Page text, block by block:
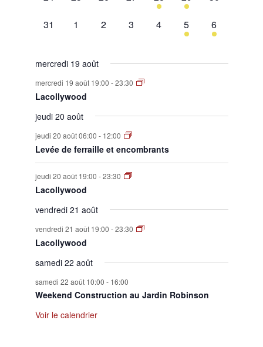
évènement,évènement,évènement,
0
31
0
1
0
2
0
3
0
évènement,
4
1
évènement,
5
1
évènement,
6
mercredi 19 août
mercredi 19 août 19:00 -23:30
Lacollywood
jeudi 20 août
jeudi 20 août 06:00 - 12:00
Levée de ferraille et encombrants
jeudi 20 août 19:00 -23:30
Lacollywood
vendredi 21 août
vendredi 21 août 19:00 -23:30
Lacollywood
samedi 22 août
samedi 22 août 10:00 - 16:00
Weekend Construction au Jardin Robinson
Voir le calendrier